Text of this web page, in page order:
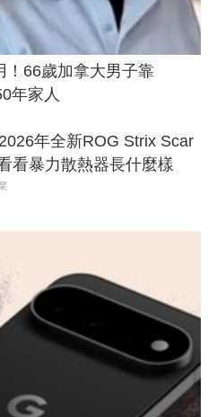
！66歲加拿大男子靠
年家人
年全新ROG Strix Scar
看暴力散熱器長什麼樣